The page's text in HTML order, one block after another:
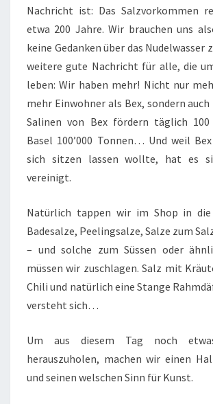
Nachricht ist: Das Salzvorkommen
etwa 200 Jahre. Wir brauchen uns
keine Gedanken über das Nudelwasser
weitere gute Nachricht für alle, die
leben: Wir haben mehr! Nicht nur
mehr Einwohner als Bex, sondern auch
Salinen von Bex fördern täglich 100
Basel 100’000 Tonnen… Und weil
sich sitzen lassen wollte, hat es
vereinigt.
Natürlich tappen wir im Shop in die
Badesalze, Peelingsalze, Salze zum
– und solche zum Süssen oder
müssen wir zuschlagen. Salz mit
Chili und natürlich eine Stange
versteht sich…
Um aus diesem Tag noch
herauszuholen, machen wir einen
und seinen welschen Sinn für Kunst.